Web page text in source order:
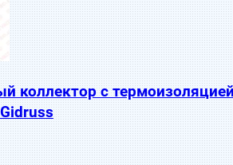
коллектор с